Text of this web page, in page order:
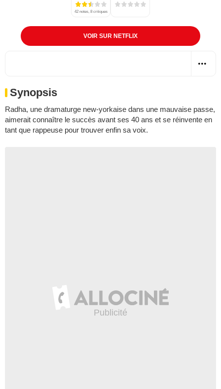
42 notes, 8 critiques
VOIR SUR NETFLIX
Synopsis
Radha, une dramaturge new-yorkaise dans une mauvaise passe,
aimerait connaître le succès avant ses 40 ans et se réinvente en
tant que rappeuse pour trouver enfin sa voix.